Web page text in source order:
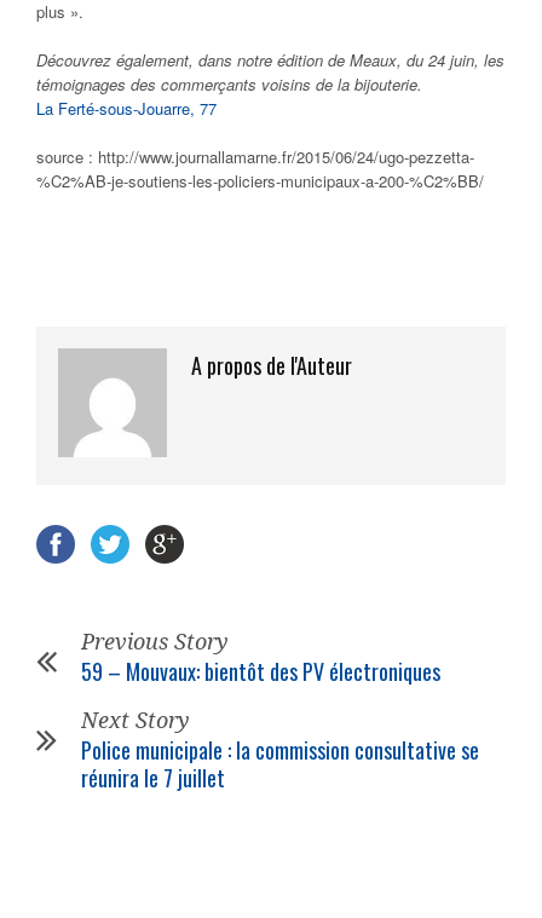
plus ».
Découvrez également, dans notre édition de Meaux, du 24 juin, les
témoignages des commerçants voisins de la bijouterie.
La Ferté-sous-Jouarre, 77
source : http://www.journallamarne.fr/2015/06/24/ugo-pezzetta-
%C2%AB-je-soutiens-les-policiers-municipaux-a-200-%C2%BB/
A propos de l'Auteur
Previous Story
59 – Mouvaux: bientôt des PV électroniques
Next Story
Police municipale : la commission consultative se
réunira le 7 juillet